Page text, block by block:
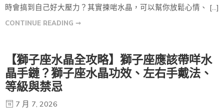
時會搞到自己好大壓力？其實揀啱水晶，可以幫你放鬆心情、 […]
CONTINUE READING ➞
【獅子座水晶全攻略】獅子座應該帶咩水
晶手鏈？獅子座水晶功效、左右手戴法、
等級與禁忌
7 月 7, 2026